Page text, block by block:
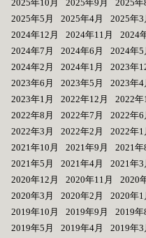
2025年10月
2025年9月 2025年
2025年5月
2025年4月 2025年3
2024年12月
2024年11月 2024
2024年7月
2024年6月 2024年5
2024年2月
2024年1月 2023年
2023年6月
2023年5月 2023年4
2023年1月
2022年12月 2022年
2022年8月
2022年7月 2022年6
2022年3月
2022年2月 2022年1
2021年10月
2021年9月 2021年
2021年5月
2021年4月 2021年3
2020年12月
2020年11月 2020
2020年3月
2020年2月 2020年1
2019年10月
2019年9月 2019年
2019年5月
2019年4月 2019年3